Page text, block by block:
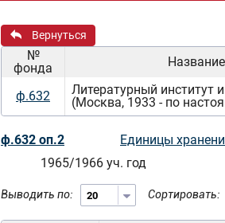
Вернуться
№
фонда
ф.632
Литературный институт
(Москва, 1933 - по
ф.632 оп.2 Единицы
1965/1966 уч. год
Выводить по: Сортировать: